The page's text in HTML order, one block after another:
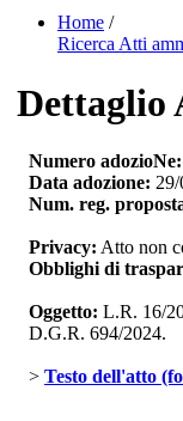
Home /
Ricerca Atti
Dettaglio
Numero adozioNe:
Data adozione:
Num. reg.
Privacy: Atto non
Obblighi di
Oggetto: L.R. 16/
D.G.R. 694/2024.
> Testo dell'atto